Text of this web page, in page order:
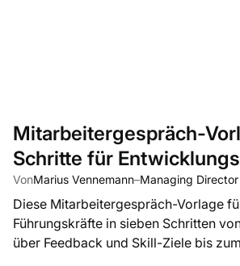
Mitarbeitergespräch-
Schritte für
VonMarius Vennemann–Managing Director
Diese Mitarbeitergespräch-Vorlage
Führungskräfte in sieben Schritten
über Feedback und Skill-Ziele bis